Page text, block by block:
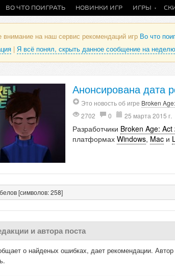
ВО ЧТО ПОИГРАТЬ НОВИНКИ ИГР ИГРЫ
внимание на наш сервис рекомендаций игр Во что
| Я всё понял, скрыть данное сообщение на
Анонсирована дата
Это новость об игре Broken
2702
0 25 марта 2015 г.
Разработчики Broken Age: Act
платформах Windows, Macи
[символов: 258]
и автора поста
о найденых ошибках, дает рекомендации.